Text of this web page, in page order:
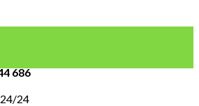
686
24